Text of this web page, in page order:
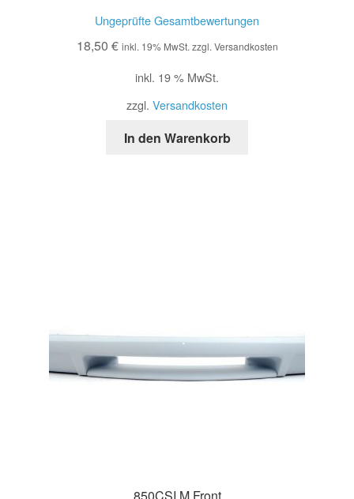
rtet
mit
von
Ungeprüfte Gesamtbewertungen
18,50 € inkl. 19% MwSt. zzgl. Versandkosten
inkl. 19 % MwSt.
zzgl. Versandkosten
In den Warenkorb
850CSI M Front